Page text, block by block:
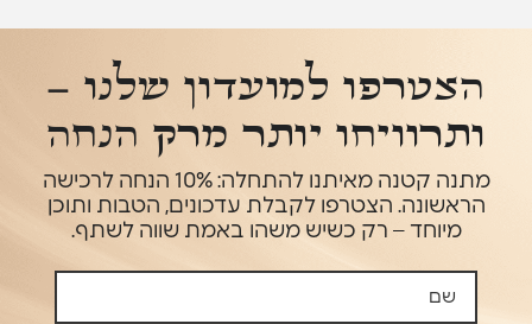
הצטרפו למועדון שלנו –
ותרוויחו יותר מרק הנחה
מתנה קטנה מאיתנו להתחלה: 10% הנחה לרכישה
הראשונה. הצטרפו לקבלת עדכונים, הטבות ותוכן
מיוחד – רק כשיש משהו באמת שווה לשתף.